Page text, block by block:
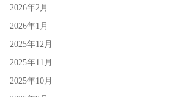
2026年2月
2026年1月
2025年12月
2025年11月
2025年10月